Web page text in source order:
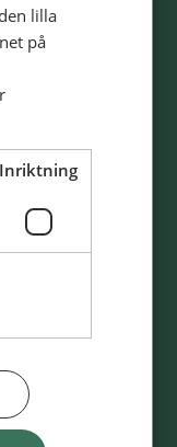
lilla
på
Inriktning